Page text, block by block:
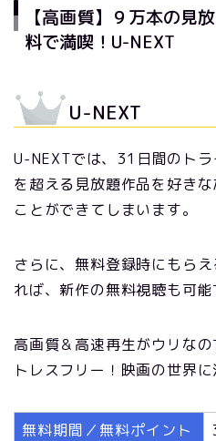
【高画質】９万本の見
料で満喫！U-NEXT
U-NEXT
U-NEXTでは、31日間のト
を超える見放題作品を好き
ことができてしまいます。
さらに、無料登録時にもら
れば、新作の無料視聴も可能
高画質＆高速再生がウリな
トレスフリー！映画の世界に
無料期間／無料ポイント